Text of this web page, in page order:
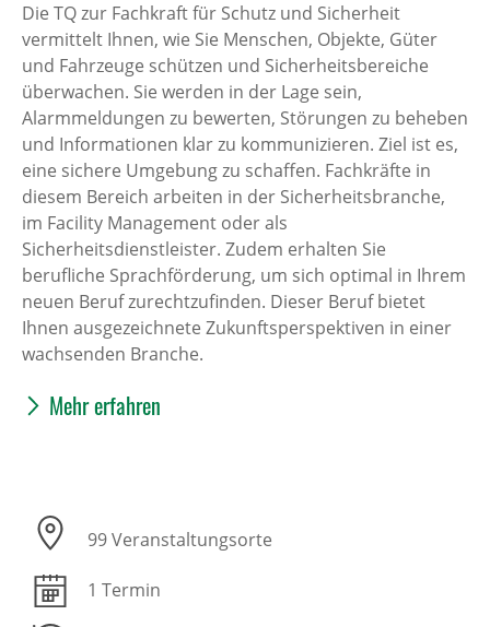
Die TQ zur Fachkraft für Schutz und Sicherheit
vermittelt Ihnen, wie Sie Menschen, Objekte, Güter
und Fahrzeuge schützen und Sicherheitsbereiche
überwachen. Sie werden in der Lage sein,
Alarmmeldungen zu bewerten, Störungen zu beheben
und Informationen klar zu kommunizieren. Ziel ist es,
eine sichere Umgebung zu schaffen. Fachkräfte in
diesem Bereich arbeiten in der Sicherheitsbranche,
im Facility Management oder als
Sicherheitsdienstleister. Zudem erhalten Sie
berufliche Sprachförderung, um sich optimal in Ihrem
neuen Beruf zurechtzufinden. Dieser Beruf bietet
Ihnen ausgezeichnete Zukunftsperspektiven in einer
wachsenden Branche.
Mehr erfahren
99 Veranstaltungsorte
1 Termin